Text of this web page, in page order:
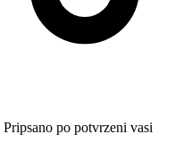
Pripsano po potvrzeni vasi